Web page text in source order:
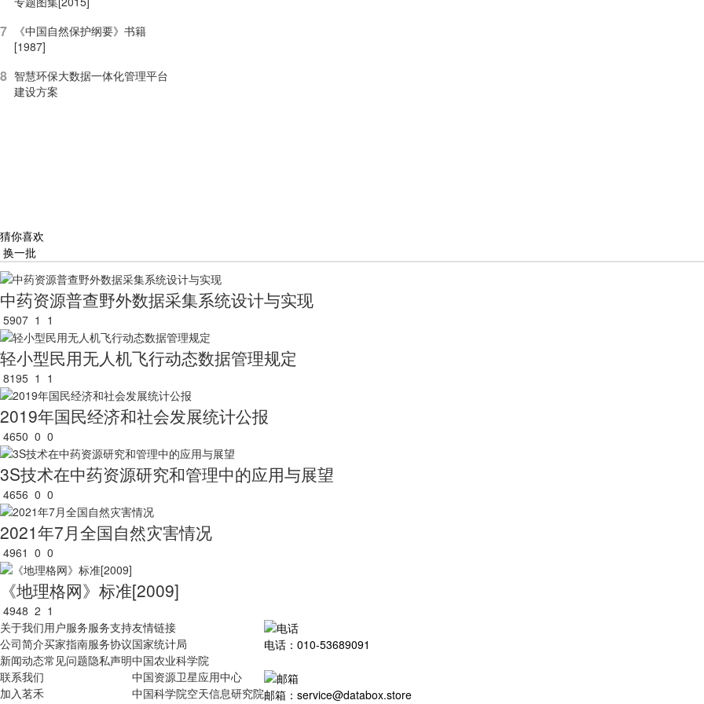
7
《中国自然保护纲要》书籍
[1987]
8 智慧环保大数据一体化管理平台
建设方案
猜你喜欢
换一批
中药资源普查野外数据采集系统设计与实现
5907 1 1
轻小型民用无人机飞行动态数据管理规定
8195 1 1
2019年国民经济和社会发展统计公报
4650 0 0
3S技术在中药资源研究和管理中的应用与展望
4656 0 0
2021年7月全国自然灾害情况
4961 0 0
《地理格网》标准[2009]
4948 2 1
关于我们
公司简介
新闻动态
联系我们
加入茗禾
用户服务
买家指南
常见问题
服务支持
服务协议
隐私声明
友情链接
国家统计局
中国农业科学院
中国资源卫星应用中心
中国科学院空天信息研究院
电话：010-53689091
邮箱：service@databox.store